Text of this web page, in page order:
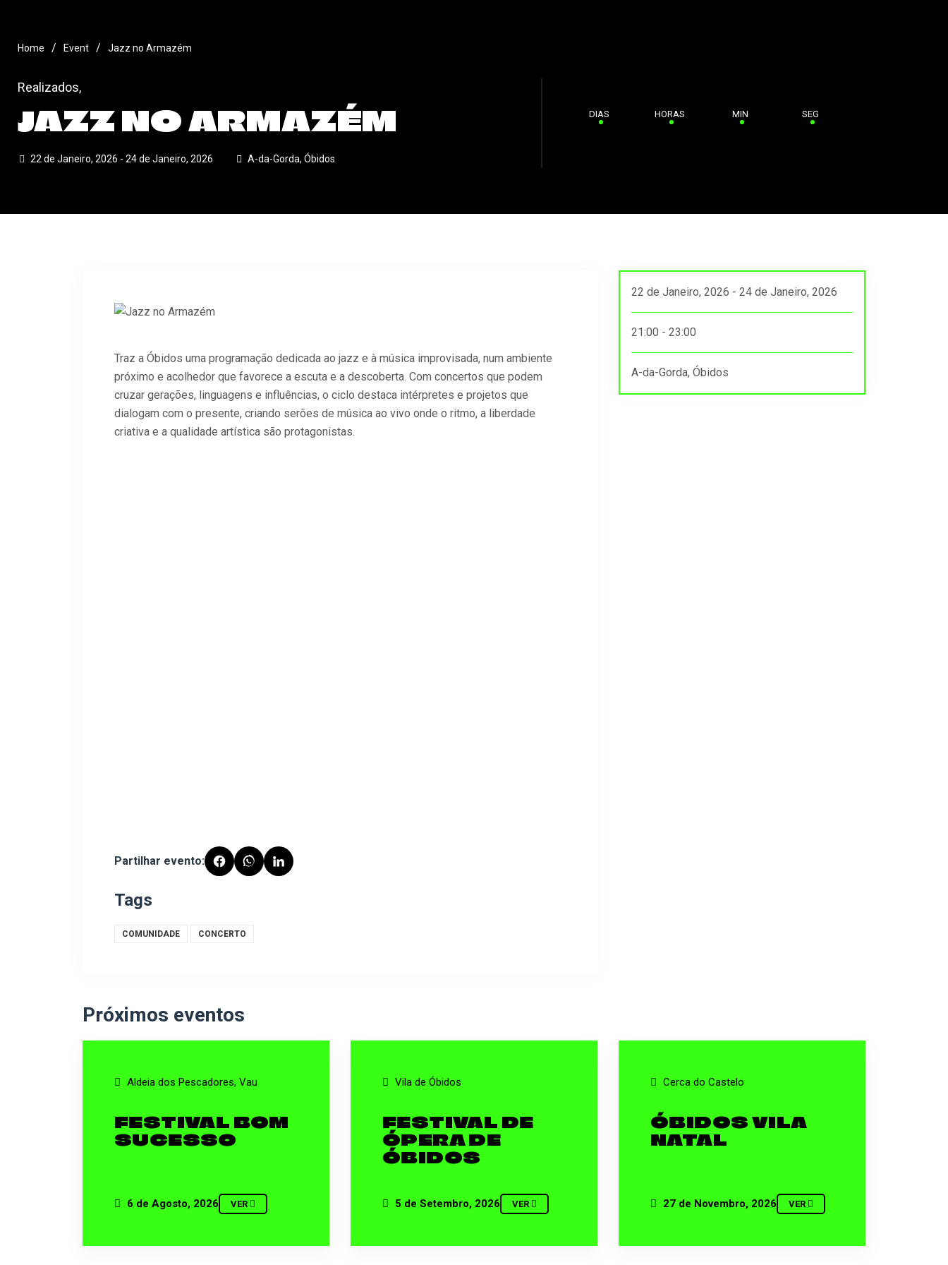
Home / Event / Jazz no Armazém
Realizados,
JAZZ NO ARMAZÉM
22 de Janeiro, 2026 - 24 de Janeiro, 2026 A-da-Gorda, Óbidos
DIAS HORAS MIN SEG
Traz a Óbidos uma programação dedicada ao jazz e à música improvisada, num ambiente
próximo e acolhedor que favorece a escuta e a descoberta. Com concertos que podem
cruzar gerações, linguagens e influências, o ciclo destaca intérpretes e projetos que
dialogam com o presente, criando serões de música ao vivo onde o ritmo, a liberdade
criativa e a qualidade artística são protagonistas.
Partilhar evento:
Tags
COMUNIDADE CONCERTO
22 de Janeiro, 2026 - 24 de Janeiro, 2026
21:00 - 23:00
A-da-Gorda, Óbidos
Próximos eventos
Aldeia dos Pescadores, Vau
FESTIVAL BOM
SUCESSO
6 de Agosto, 2026 VER
Vila de Óbidos
FESTIVAL DE
ÓPERA DE
ÓBIDOS
5 de Setembro, 2026 VER
Cerca do Castelo
ÓBIDOS VILA
NATAL
27 de Novembro, 2026 VER